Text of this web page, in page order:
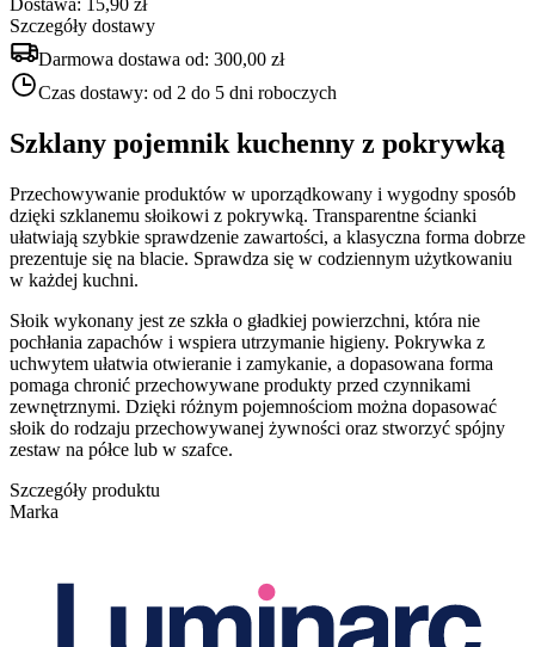
Dostawa: 15,90 zł
Szczegóły dostawy
Darmowa dostawa od: 300,00 zł
Czas dostawy: od 2 do 5 dni roboczych
Szklany pojemnik kuchenny z pokrywką
Przechowywanie produktów w uporządkowany i wygodny sposób
dzięki szklanemu słoikowi z pokrywką. Transparentne ścianki
ułatwiają szybkie sprawdzenie zawartości, a klasyczna forma dobrze
prezentuje się na blacie. Sprawdza się w codziennym użytkowaniu
w każdej kuchni.
Słoik wykonany jest ze szkła o gładkiej powierzchni, która nie
pochłania zapachów i wspiera utrzymanie higieny. Pokrywka z
uchwytem ułatwia otwieranie i zamykanie, a dopasowana forma
pomaga chronić przechowywane produkty przed czynnikami
zewnętrznymi. Dzięki różnym pojemnościom można dopasować
słoik do rodzaju przechowywanej żywności oraz stworzyć spójny
zestaw na półce lub w szafce.
Szczegóły produktu
Marka